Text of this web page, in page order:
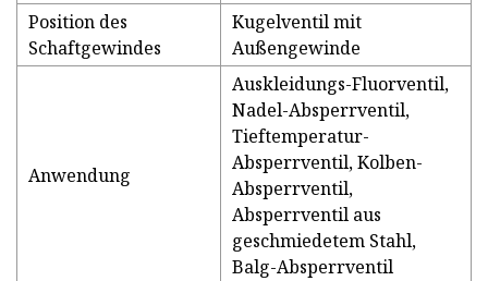
Position des
Schaftgewindes
Kugelventil mit
Außengewinde
Anwendung
Auskleidungs-Fluorventil,
Nadel-Absperrventil,
Tieftemperatur-
Absperrventil, Kolben-
Absperrventil,
Absperrventil aus
geschmiedetem Stahl,
Balg-Absperrventil